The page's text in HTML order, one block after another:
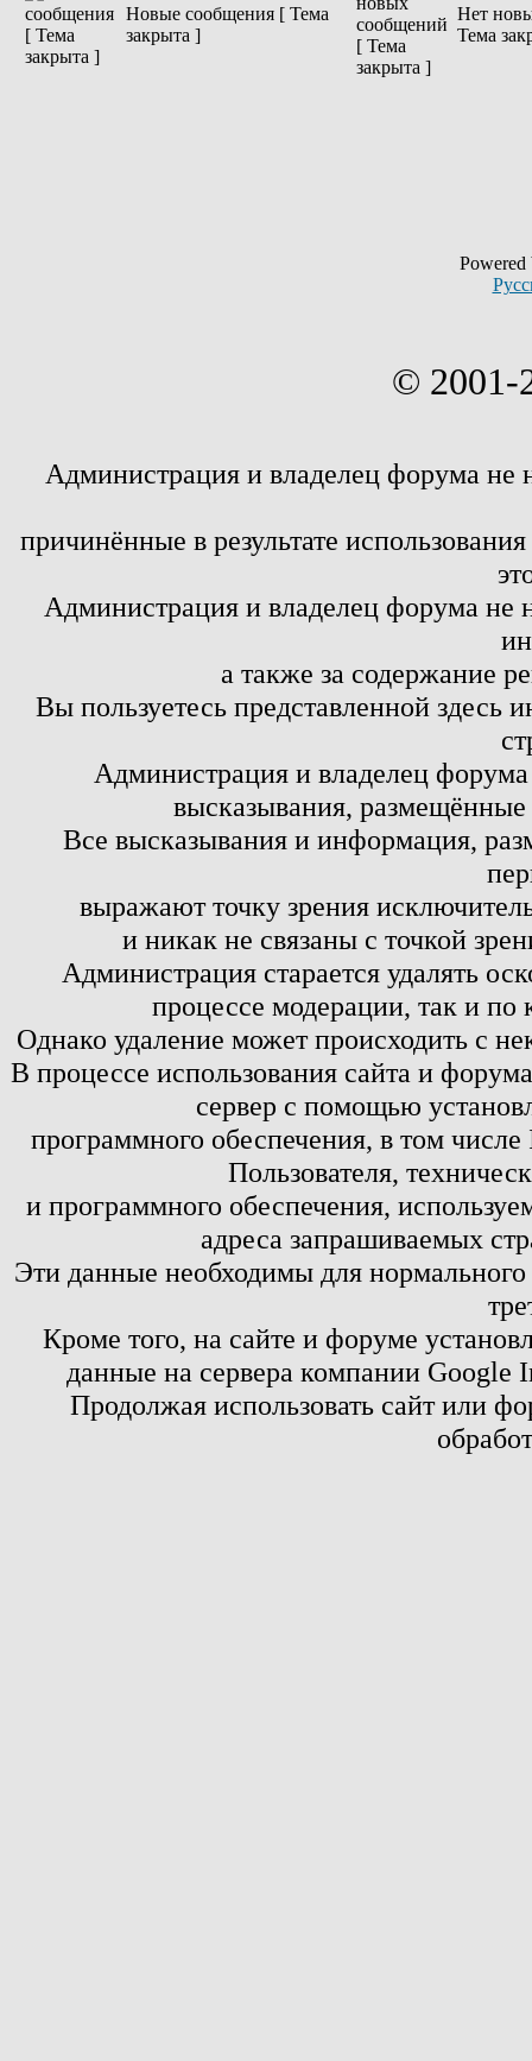
Новые сообщения [ Тема
закрыта ]
Нет
Тема
© 2001-
Администрация и владелец форума не
причинённые в результате
Администрация и владелец форума не
а также за содержание
Вы пользуетесь представленной здесь
Администрация и владелец
высказывания,
Все высказывания и информация,
выражают точку зрения
и никак не связаны с точкой
Администрация старается удалять
процессе модерации, так и по
Однако удаление может происходить с
В процессе использования сайта и
сервер с помощью
программного обеспечения, в том
Пользователя,
и программного обеспечения,
адреса запрашиваемых
Эти данные необходимы для
Кроме того, на сайте и форуме
данные на сервера компании
Продолжая использовать сайт или